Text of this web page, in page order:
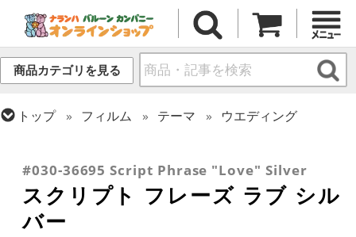
商品カテゴリを見る
トップ フィルム テーマ
ウエディング
#030-36695 Script Phrase "Love" Silver
スクリプト フレーズ ラブ シル
バー